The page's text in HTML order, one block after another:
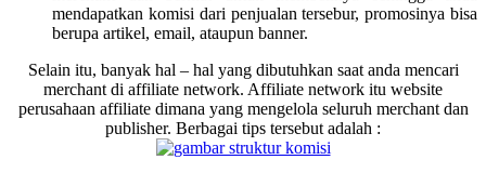
mendapatkan komisi dari penjualan tersebur, promosinya bisa
berupa artikel, email, ataupun banner.
Selain itu, banyak hal – hal yang dibutuhkan saat anda mencari
merchant di affiliate network. Affiliate network itu website
perusahaan affiliate dimana yang mengelola seluruh merchant dan
publisher. Berbagai tips tersebut adalah :